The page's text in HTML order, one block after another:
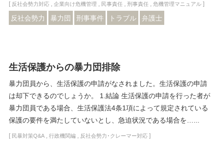
[ 反社会勢力対応, 企業向け危機管理 , 民事責任, 刑事責任, 危機管理マニュアル]
反社会勢力 暴力団 刑事事件 トラブル 弁護士
生活保護からの暴力団排除
暴力団員から、生活保護の申請がなされました。生活保護の申請
は却下できるのでしょうか。 1.結論 生活保護の申請を行った者が
暴力団員である場合、生活保護法4条1項によって規定されている
保護の要件を満たしていないとし、急迫状況である場合を…...
[ 民暴対策Q&A, 行政機関編, 反社会勢力･クレーマー対応]